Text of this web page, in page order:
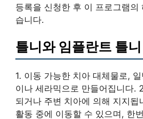
등록을 신청한 후 이 프로그램의
습니다.
틀니와 임플란트 틀니
1. 이동 가능한 치아 대체물로,
이나 세라믹으로 만들어집니다.
되거나 주변 치아에 의해 지지됩
활동 중에 이동할 수 있으며, 한